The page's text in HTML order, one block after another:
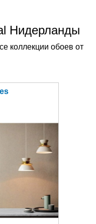
Нидерланды
коллекции обоев от